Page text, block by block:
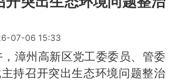
07-06 15:33
州高新区党工委委员、管委
持召开突出生态环境问题整治